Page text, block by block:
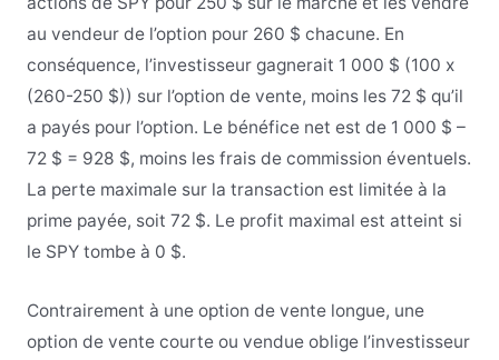
au vendeur de l’option pour 260 $ chacune. En
conséquence, l’investisseur gagnerait 1 000 $ (100 x
(260-250 $)) sur l’option de vente, moins les 72 $ qu’il
a payés pour l’option. Le bénéfice net est de 1 000 $ –
72 $ = 928 $, moins les frais de commission éventuels.
La perte maximale sur la transaction est limitée à la
prime payée, soit 72 $. Le profit maximal est atteint si
le SPY tombe à 0 $.
Contrairement à une option de vente longue, une
option de vente courte ou vendue oblige l’investisseur